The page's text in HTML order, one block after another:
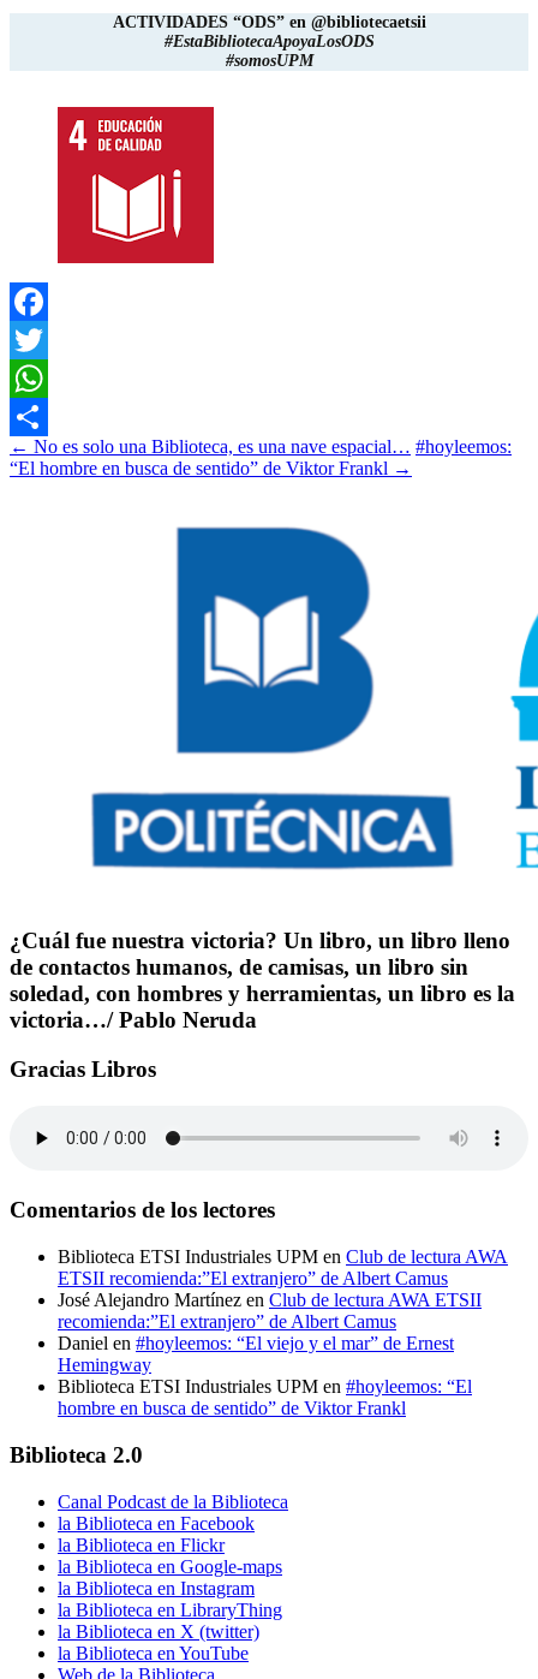
ACTIVIDADES “ODS” en @bibliotecaetsii
#EstaBibliotecaApoyaLosODS
#somosUPM
Facebook
Twitter
WhatsApp
Compartir
Navegación
de
← No es solo una Biblioteca, es una nave espacial… #hoyleemos:
“El hombre en busca de sentido” de Viktor Frankl →
¿Cuál fue nuestra victoria? Un libro, un libro lleno
de contactos humanos, de camisas, un libro sin
soledad, con hombres y herramientas, un libro es la
victoria…/ Pablo Neruda
Gracias Libros
Comentarios de los lectores
Biblioteca ETSI Industriales UPM en Club de lectura AWA
ETSII recomienda:”El extranjero” de Albert Camus
José Alejandro Martínez en Club de lectura AWA ETSII
recomienda:”El extranjero” de Albert Camus
Daniel en #hoyleemos: “El viejo y el mar” de Ernest
Hemingway
Biblioteca ETSI Industriales UPM en #hoyleemos: “El
hombre en busca de sentido” de Viktor Frankl
Biblioteca 2.0
Canal Podcast de la Biblioteca
la Biblioteca en Facebook
la Biblioteca en Flickr
la Biblioteca en Google-maps
la Biblioteca en Instagram
la Biblioteca en LibraryThing
la Biblioteca en X (twitter)
la Biblioteca en YouTube
Web de la Biblioteca